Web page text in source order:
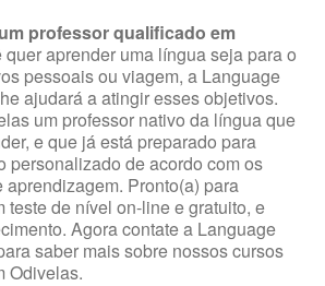
professor qualificado em
quer aprender uma língua seja para o
pessoais ou viagem, a Language
ajudará a atingir esses objetivos.
um professor nativo da língua que
e que já está preparado para
personalizado de acordo com os
Pronto(a) para
teste de nível on-line e gratuito, e
Agora contate a Language
saber mais sobre nossos cursos
Odivelas.